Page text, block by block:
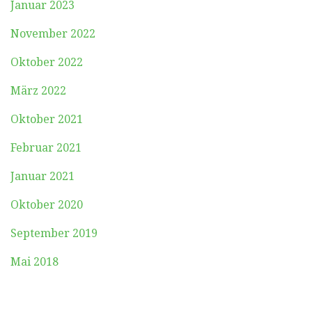
Januar 2023
November 2022
Oktober 2022
März 2022
Oktober 2021
Februar 2021
Januar 2021
Oktober 2020
September 2019
Mai 2018